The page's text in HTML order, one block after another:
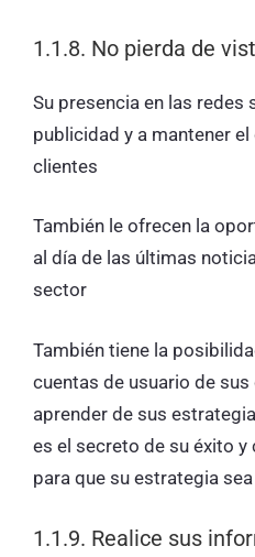
1.1.8. No pierda de
Su presencia en las redes
publicidad y a mantener
clientes
También le ofrecen la
al día de las últimas
sector
También tiene la
cuentas de usuario de
aprender de sus
es el secreto de su éxito
para que su estrategia
1.1.9. Realice sus